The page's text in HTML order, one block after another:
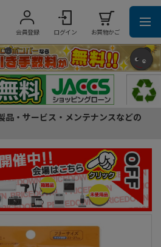
会員登録 ログイン お買物かご
品・サービス・メンテナンスなどの